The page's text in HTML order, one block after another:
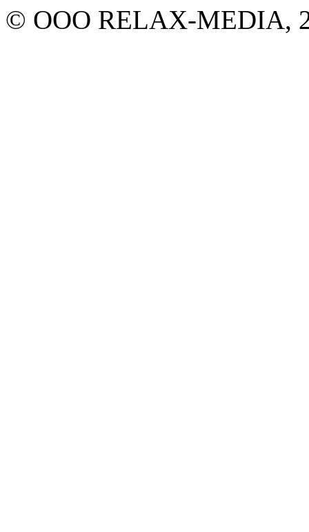
© ООО RELAX-MEDIA,